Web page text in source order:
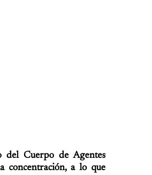
del Cuerpo de Agentes
concentración, a lo que